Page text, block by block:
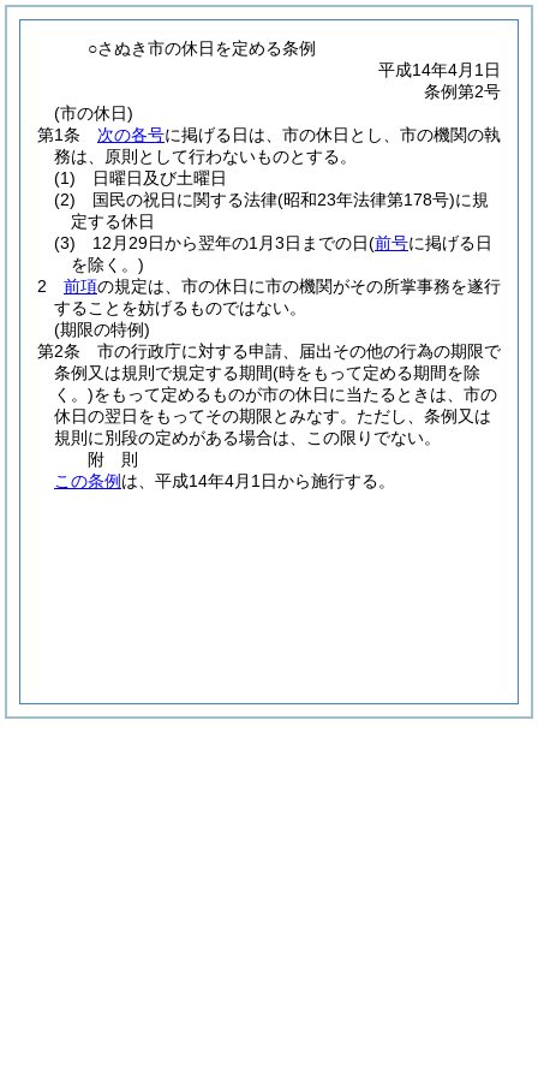
○さぬき市の休日を定める条例
平成14年4月1日
条例第2号
(市の休日)
第1条
次の各号に掲げる日は、市の休日とし、市の機関の執
務は、原則として行わないものとする。
(1)
日曜日及び土曜日
(2)
国民の祝日に関する法律(昭和23年法律第178号)に規
定する休日
(3)
12月29日から翌年の1月3日までの日(前号に掲げる日
を除く。)
2
前項の規定は、市の休日に市の機関がその所掌事務を遂行
することを妨げるものではない。
(期限の特例)
第2条
市の行政庁に対する申請、届出その他の行為の期限で
条例又は規則で規定する期間(時をもって定める期間を除
く。)をもって定めるものが市の休日に当たるときは、市の
休日の翌日をもってその期限とみなす。 ただし、条例又は
規則に別段の定めがある場合は、この限りでない。
附 則
この条例 は、平成14年4月1日から施行する。